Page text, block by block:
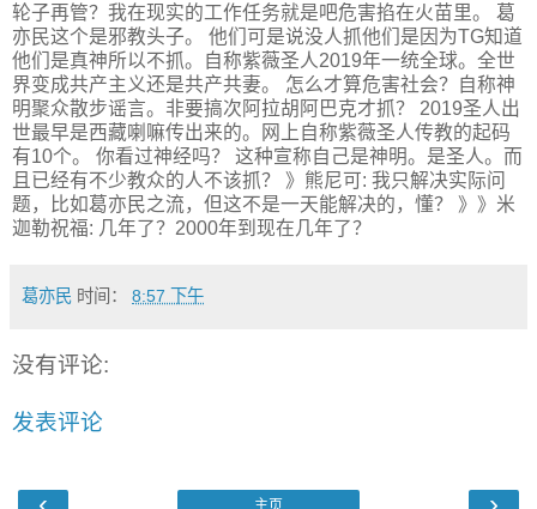
轮子再管？我在现实的工作任务就是吧危害掐在火苗里。 葛
亦民这个是邪教头子。 他们可是说没人抓他们是因为TG知道
他们是真神所以不抓。自称紫薇圣人2019年一统全球。全世
界变成共产主义还是共产共妻。 怎么才算危害社会？自称神
明聚众散步谣言。非要搞次阿拉胡阿巴克才抓？ 2019圣人出
世最早是西藏喇嘛传出来的。网上自称紫薇圣人传教的起码
有10个。 你看过神经吗？ 这种宣称自己是神明。是圣人。而
且已经有不少教众的人不该抓？ 》熊尼可: 我只解决实际问
题，比如葛亦民之流，但这不是一天能解决的，懂？ 》》米
迦勒祝福: 几年了？2000年到现在几年了？
葛亦民 时间： 8:57 下午
没有评论:
发表评论
主页